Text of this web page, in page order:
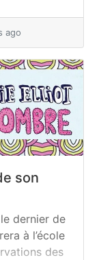
ago
son
dernier de
à l’école
des